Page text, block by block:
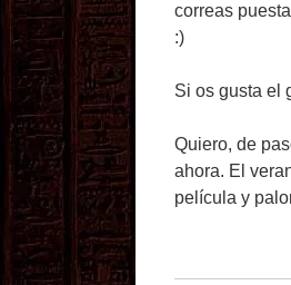
correas
:)
Si os gusta el
Quiero, de
ahora. El
película y